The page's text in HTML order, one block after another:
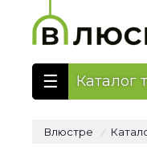
Каталог
Влюстре /